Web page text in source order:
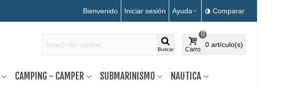
Bienvenido Iniciar sesión Ayuda Comparar
Buscar Carro
0
0 artículo(s)
CAMPING - CAMPER SUBMARINISMO
NAUTICA